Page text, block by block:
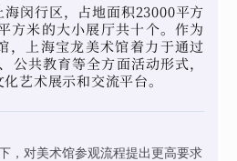
海闵行区，占地面积23000平方
方米的大小展厅共十个。作为
，上海宝龙美术馆着力于通过
公共教育等全方面活动形式，
艺术展示和交流平台。
，对美术馆参观流程提出更高要求